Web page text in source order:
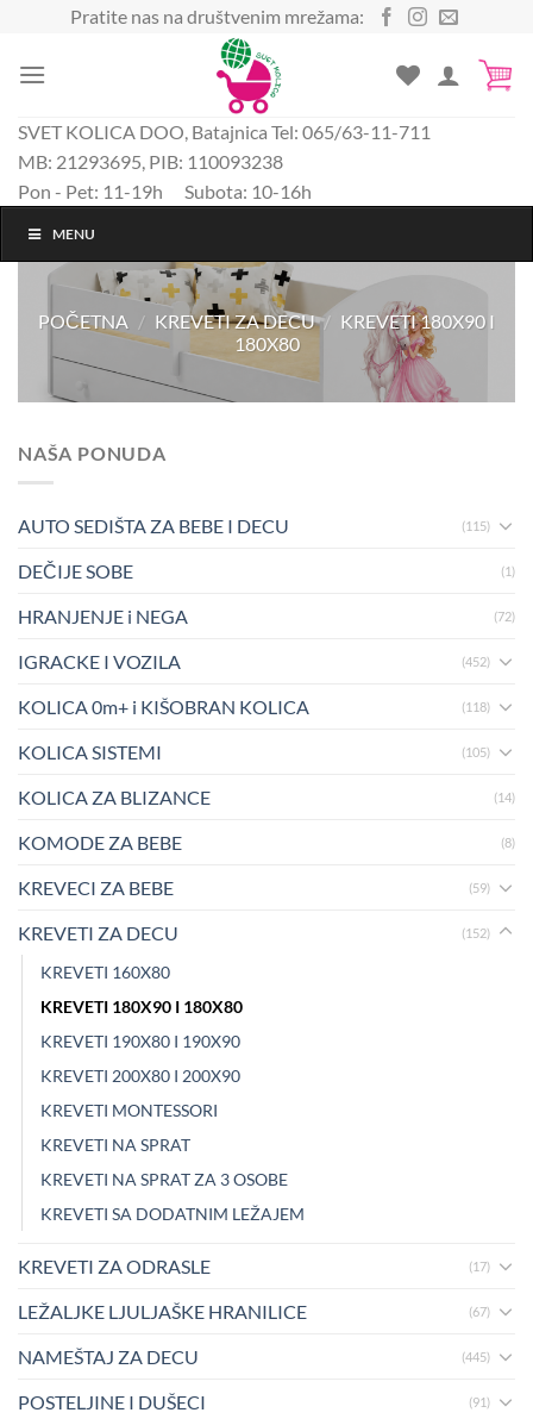
sadržaj
Pratite nas na društvenim mrežama:
SVET KOLICA DOO, Batajnica Tel: 065/63-11-711
MB: 21293695, PIB: 110093238
Pon - Pet: 11-19h Subota: 10-16h
MENU
POČETNA / KREVETI ZA DECU / KREVETI 180X90 I
180X80
NAŠA PONUDA
AUTO SEDIŠTA ZA BEBE I DECU (115)
DEČIJE SOBE (1)
HRANJENJE i NEGA (72)
IGRACKE I VOZILA (452)
KOLICA 0m+ i KIŠOBRAN KOLICA (118)
KOLICA SISTEMI (105)
KOLICA ZA BLIZANCE (14)
KOMODE ZA BEBE (8)
KREVECI ZA BEBE (59)
KREVETI ZA DECU (152)
KREVETI 160X80
KREVETI 180X90 I 180X80
KREVETI 190X80 I 190X90
KREVETI 200X80 I 200X90
KREVETI MONTESSORI
KREVETI NA SPRAT
KREVETI NA SPRAT ZA 3 OSOBE
KREVETI SA DODATNIM LEŽAJEM
KREVETI ZA ODRASLE (17)
LEŽALJKE LJULJAŠKE HRANILICE (67)
NAMEŠTAJ ZA DECU (445)
POSTELJINE I DUŠECI (91)